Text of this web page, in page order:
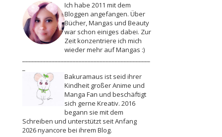
Ich habe 2011 mit dem
Bloggen angefangen. Über
Bücher, Mangas und Beauty
war schon einiges dabei. Zur
Zeit konzentriere ich mich
wieder mehr auf Mangas :)
Bakuramaus ist seid ihrer
Kindheit großer Anime und
Manga Fan und beschäftigt
sich gerne Kreativ. 2016
begann sie mit dem
Schreiben und unterstützt seit Anfang
2026 nyancore bei ihrem Blog.